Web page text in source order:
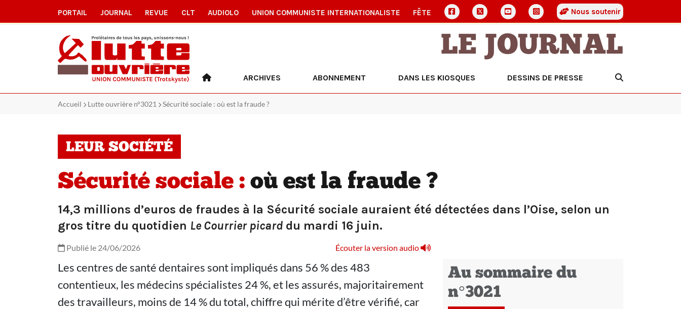
PORTAIL JOURNAL REVUE CLT AUDIOLO UNION COMMUNISTE INTERNATIONALISTE FÊTE Nous soutenir
LE JOURNAL
ARCHIVES ABONNEMENT DANS LES KIOSQUES DESSINS DE PRESSE
Accueil Lutte ouvrière n°3021 Sécurité sociale : où est la fraude ?
LEUR SOCIÉTÉ
Sécurité sociale : où est la fraude ?
14,3 millions d’euros de fraudes à la Sécurité sociale auraient été détectées dans l’Oise, selon un
gros titre du quotidien Le Courrier picard du mardi 16 juin.
Publié le 24/06/2026 Écouter la version audio
Les centres de santé dentaires sont impliqués dans 56 % des 483
contentieux, les médecins spécialistes 24 %, et les assurés, majoritairement
des travailleurs, moins de 14 % du total, chiffre qui mérite d’être vérifié, car
Au sommaire du
n°3021